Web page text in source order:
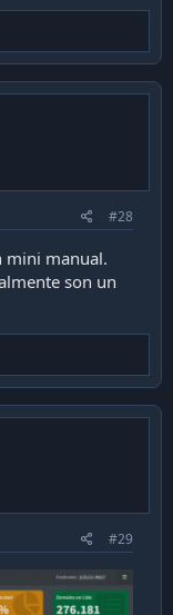
#28
mini manual.
son un
#29